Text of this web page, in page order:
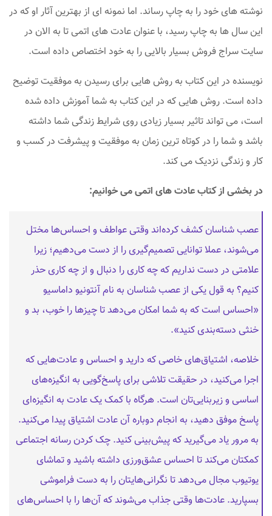
نوشته های خود را به چاپ رساند. اما نمونه ای از بهترین آثار او که در
این سال ها به چاپ رسید، با عنوان عادت های اتمی تا به الان در
سایت سراج فروش بسیار بالایی را به خود اختصاص داده است.
نویسنده در این کتاب به روش هایی برای رسیدن به موفقیت توضیح
داده است. روش هایی که در این کتاب به شما آموزش داده شده
است، می تواند تاثیر بسیار زیادی روی شرایط زندگی شما داشته
باشد و شما را در کوتاه ترین زمان به موفقیت و پیشرفت در کسب و
کار و زندگی نزدیک می کند.
در بخشی از کتاب عادت های اتمی می خوانیم:
عصب شناسان کشف کرده‌اند وقتی عواطف و احساس‌ها مختل
می‌شوند، عملا توانایی تصمیم‌گیری را از دست می‌دهیم؛ زیرا
علامتی در دست نداریم که چه کاری را دنبال و از چه کاری حذر
کنیم؟ به قول یکی از عصب شناسان به نام آنتونیو داماسيو
«احساس است که به شما امکان می‌دهد تا چیزها را خوب، بد و
خنثی دسته‌بندی کنید».
خلاصه، اشتیاق‌های خاصی که دارید و احساس و عادت‌هایی که
اجرا می‌کنید، در حقیقت تلاشی برای پاسخ‌گویی به انگیزه‌های
اساسی و زیربنایی‌تان است. هرگاه با کمک یک عادت به انگیزه‌ای
پاسخ موفق دهید، به انجام دوباره آن عادت اشتیاق پیدا می‌کنید.
به مرور یاد می‌گیرید که پیش‌بینی کنید. چک کردن رسانه اجتماعی
کمکتان می‌کند تا احساس عشق‌ورزی داشته باشید و تماشای
یوتیوب مجال می‌دهد تا نگرانی‌هایتان را به دست فراموشی
بسپارید. عادت‌ها وقتی جذاب می‌شوند که آن‌ها را با احساس‌های